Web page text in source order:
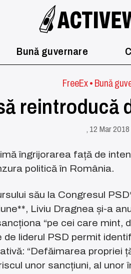
Bună guvernare
FreeEx• Bună
reintroducă
, 12 Mar 2018
îngrijorarea față de
politică în România.
său la Congresul
Liviu Dragnea și-a
“pe cei care mint,
de liderul PSD permit
“Defăimarea propriei
unor sancțiuni, al unor